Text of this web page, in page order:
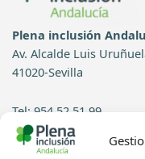
Plena inclusión
Av. Alcalde Luis
41020-Sevilla
Tel: 954 52 51 99
Contacto